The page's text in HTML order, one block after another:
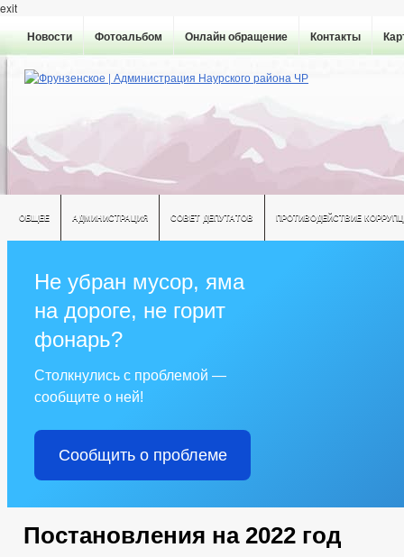
exit
Новости Фотоальбом Онлайн обращение Контакты
ОБЩЕЕ АДМИНИСТРАЦИЯ СОВЕТ ДЕПУТАТОВ ПРОТИВОДЕЙСТВИЕ
Не убран мусор, яма
на дороге, не горит
фонарь?
Столкнулись с проблемой —
сообщите о ней!
Сообщить о проблеме
Постановления на 2022 год